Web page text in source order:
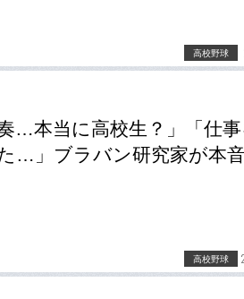
高校野球
…本当に高校生？」「仕
…」ブラバン研究家が本
高校野球